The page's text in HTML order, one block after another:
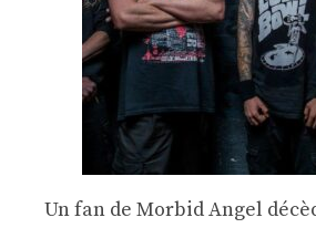
Un fan de Morbid Angel